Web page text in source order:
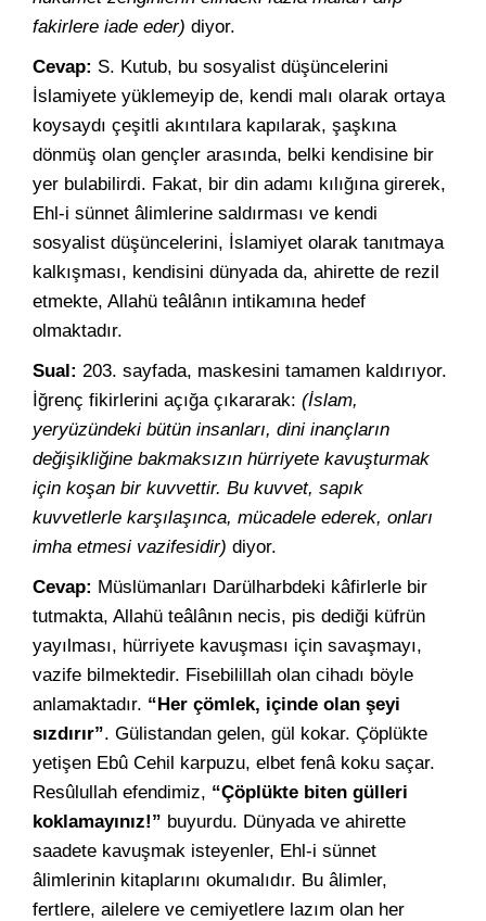
fakirlere iade eder) diyor.
Cevap: S. Kutub, bu sosyalist düşüncelerini
İslamiyete yüklemeyip de, kendi malı olarak ortaya
koysaydı çeşitli akıntılara kapılarak, şaşkına
dönmüş olan gençler arasında, belki kendisine bir
yer bulabilirdi. Fakat, bir din adamı kılığına girerek,
Ehl-i sünnet âlimlerine saldırması ve kendi
sosyalist düşüncelerini, İslamiyet olarak tanıtmaya
kalkışması, kendisini dünyada da, ahirette de rezil
etmekte, Allahü teâlânın intikamına hedef
olmaktadır.
Sual: 203. sayfada, maskesini tamamen kaldırıyor.
İğrenç fikirlerini açığa çıkararak: (İslam,
yeryüzündeki bütün insanları, dini inançların
değişikliğine bakmaksızın hürriyete kavuşturmak
için koşan bir kuvvettir. Bu kuvvet, sapık
kuvvetlerle karşılaşınca, mücadele ederek, onları
imha etmesi vazifesidir) diyor.
Cevap: Müslümanları Darülharbdeki kâfirlerle bir
tutmakta, Allahü teâlânın necis, pis dediği küfrün
yayılması, hürriyete kavuşması için savaşmayı,
vazife bilmektedir. Fisebilillah olan cihadı böyle
anlamaktadır. “Her çömlek, içinde olan şeyi
sızdırır”. Gülistandan gelen, gül kokar. Çöplükte
yetişen Ebû Cehil karpuzu, elbet fenâ koku saçar.
Resûlullah efendimiz, “Çöplükte biten gülleri
koklamayınız!” buyurdu. Dünyada ve ahirette
saadete kavuşmak isteyenler, Ehl-i sünnet
âlimlerinin kitaplarını okumalıdır. Bu âlimler,
fertlere, ailelere ve cemiyetlere lazım olan her